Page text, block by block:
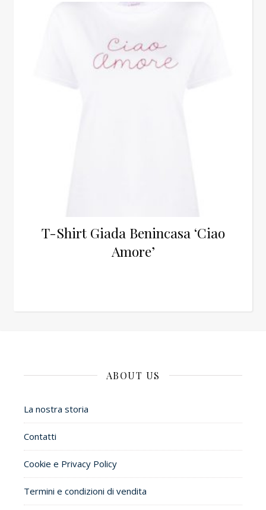
T-Shirt Giada Benincasa ‘Ciao
Amore’
ABOUT US
La nostra storia
Contatti
Cookie e Privacy Policy
Termini e condizioni di vendita